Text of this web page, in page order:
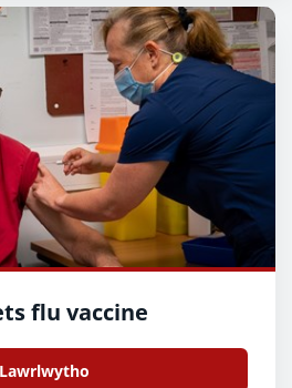
flu vaccine
Lawrlwytho